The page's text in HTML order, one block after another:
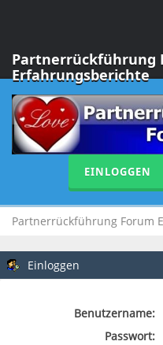
Partnerrückführung
Erfahrungsberichte
EINLOGGEN
Partnerrückführung Forum
Einloggen
Benutzername:
Passwort: